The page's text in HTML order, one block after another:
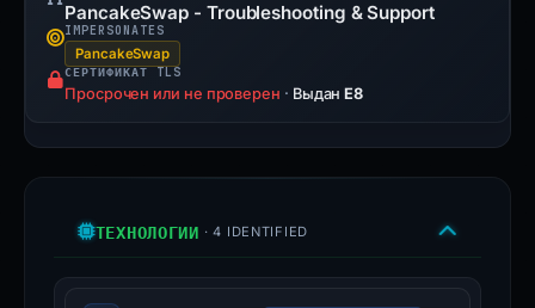
PancakeSwap - Troubleshooting & Support
IMPERSONATES
PancakeSwap
СЕРТИФИКАТ TLS
Просрочен или не проверен · ВыданE8
ТЕХНОЛОГИИ · 4 IDENTIFIED